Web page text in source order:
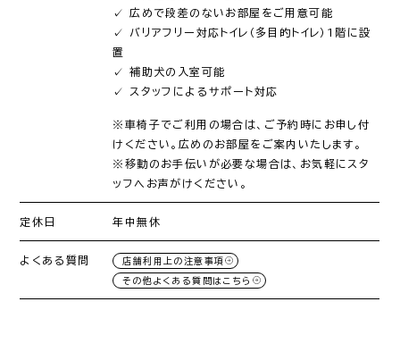
✓ 広めで段差のないお部屋をご用意可能
✓ バリアフリー対応トイレ（多目的トイレ）1階に設
置
✓ 補助犬の入室可能
✓ スタッフによるサポート対応
※車椅子でご利用の場合は、ご予約時にお申し付
けください。広めのお部屋をご案内いたします。
※移動のお手伝いが必要な場合は、お気軽にスタ
ッフへお声がけください。
定休日 年中無休
よくある質問 店舗利用上の注意事項
その他よくある質問はこちら